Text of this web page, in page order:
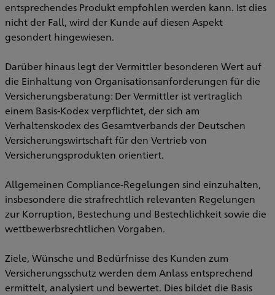
entsprechendes Produkt empfohlen werden kann. Ist dies
nicht der Fall, wird der Kunde auf diesen Aspekt
gesondert hingewiesen.
Darüber hinaus legt der Vermittler besonderen Wert auf
die Einhaltung von Organisationsanforderungen für die
Versicherungsberatung: Der Vermittler ist vertraglich
einem Basis-Kodex verpflichtet, der sich am
Verhaltenskodex des Gesamtverbands der Deutschen
Versicherungswirtschaft für den Vertrieb von
Versicherungsprodukten orientiert.
Allgemeinen Compliance-Regelungen sind einzuhalten,
insbesondere die strafrechtlich relevanten Regelungen
zur Korruption, Bestechung und Bestechlichkeit sowie die
wettbewerbsrechtlichen Vorgaben.
Ziele, Wünsche und Bedürfnisse des Kunden zum
Versicherungsschutz werden dem Anlass entsprechend
ermittelt, analysiert und bewertet. Dies bildet die Basis